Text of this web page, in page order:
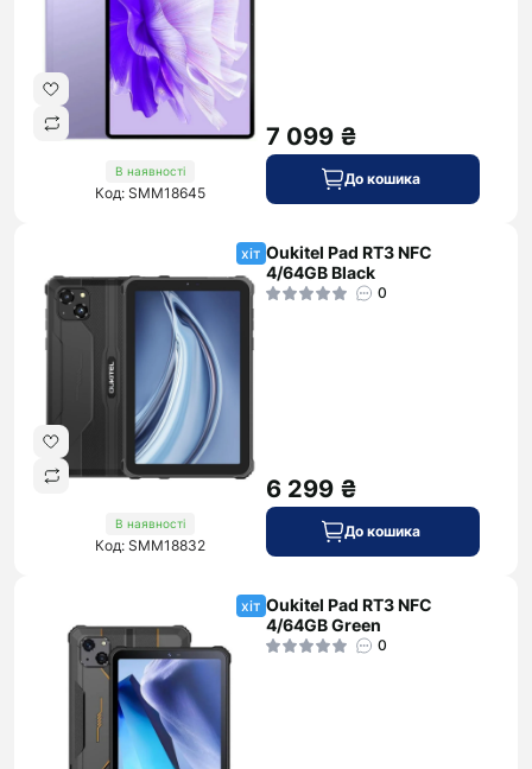
В наявності
Код: SMM18645
7 099 ₴
До кошика
хіт
В наявності
Код: SMM18832
Oukitel Pad RT3 NFC
4/64GB Black
0
6 299 ₴
До кошика
хіт Oukitel Pad RT3 NFC
4/64GB Green
0